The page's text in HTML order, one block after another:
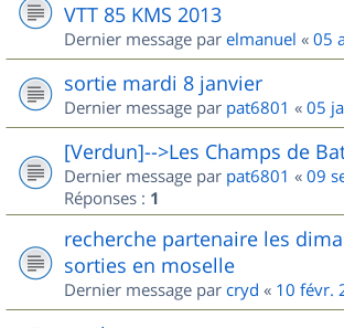
VTT 85 KMS 2013
Dernier message par elmanuel « 05
sortie mardi 8 janvier
Dernier message par pat6801 « 05
[Verdun]-->Les Champs de
Dernier message par pat6801 « 09
Réponses : 1
recherche partenaire les
sorties en moselle
Dernier message par cryd « 10 févr.